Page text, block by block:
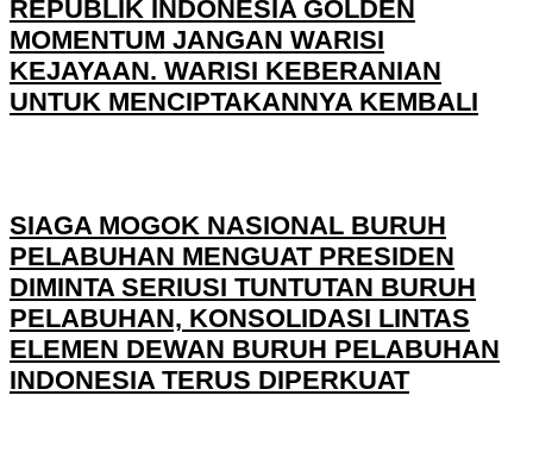
REPUBLIK INDONESIA GOLDEN
MOMENTUM JANGAN WARISI
KEJAYAAN. WARISI KEBERANIAN
UNTUK MENCIPTAKANNYA KEMBALI
SIAGA MOGOK NASIONAL BURUH
PELABUHAN MENGUAT PRESIDEN
DIMINTA SERIUSI TUNTUTAN BURUH
PELABUHAN, KONSOLIDASI LINTAS
ELEMEN DEWAN BURUH PELABUHAN
INDONESIA TERUS DIPERKUAT